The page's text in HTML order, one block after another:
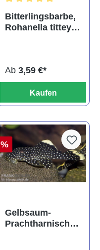
Bitterlingsbarbe,
Rohanella titteya,
Ab 3,59 €*
Kaufen
%
Gelbsaum-
Prachtharnischw